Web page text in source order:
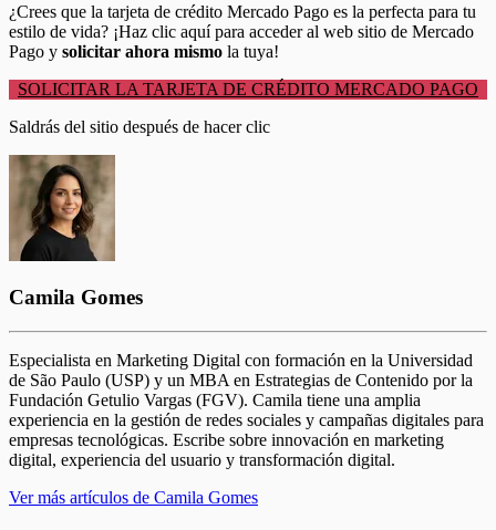
¿Crees que la tarjeta de crédito Mercado Pago es la perfecta para tu
estilo de vida? ¡Haz clic aquí para acceder al web sitio de Mercado
Pago y solicitar ahora mismo la tuya!
SOLICITAR LA TARJETA DE CRÉDITO MERCADO PAGO
Saldrás del sitio después de hacer clic
Camila Gomes
Especialista en Marketing Digital con formación en la Universidad
de São Paulo (USP) y un MBA en Estrategias de Contenido por la
Fundación Getulio Vargas (FGV). Camila tiene una amplia
experiencia en la gestión de redes sociales y campañas digitales para
empresas tecnológicas. Escribe sobre innovación en marketing
digital, experiencia del usuario y transformación digital.
Ver más artículos de Camila Gomes